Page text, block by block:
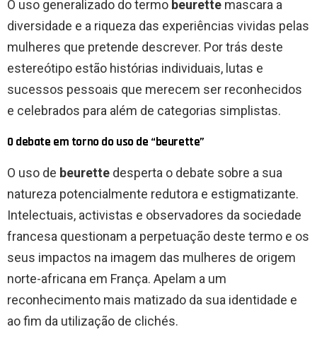
O uso generalizado do termo beurette mascara a
diversidade e a riqueza das experiências vividas pelas
mulheres que pretende descrever. Por trás deste
estereótipo estão histórias individuais, lutas e
sucessos pessoais que merecem ser reconhecidos
e celebrados para além de categorias simplistas.
O debate em torno do uso de “beurette”
O uso de beurette desperta o debate sobre a sua
natureza potencialmente redutora e estigmatizante.
Intelectuais, activistas e observadores da sociedade
francesa questionam a perpetuação deste termo e os
seus impactos na imagem das mulheres de origem
norte-africana em França. Apelam a um
reconhecimento mais matizado da sua identidade e
ao fim da utilização de clichés.